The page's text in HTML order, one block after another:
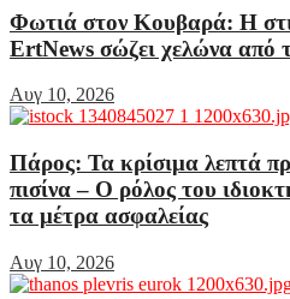
Φωτιά στον Κουβαρά: Η
ErtNews σώζει χελώνα από
Αυγ 10, 2026
Πάρος: Τα κρίσιμα λεπτά
πισίνα – Ο ρόλος του
τα μέτρα ασφαλείας
Αυγ 10, 2026